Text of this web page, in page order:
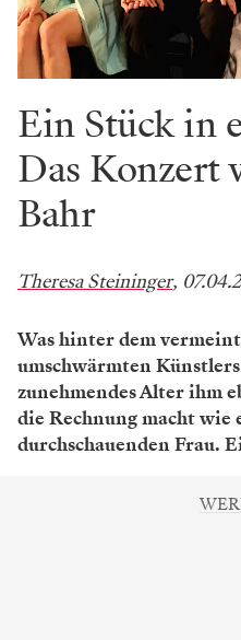
Ein Stück in
Das Konzert
Bahr
Theresa Steininger,
Was hinter dem
umschwärmten
zunehmendes Alter ihm
die Rechnung macht wie
durchschauenden Frau.